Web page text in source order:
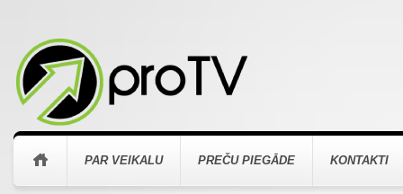
PAR VEIKALU PREČU PIEGĀDE KONTAKTI